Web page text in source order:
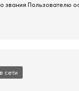
Пользователю
сети